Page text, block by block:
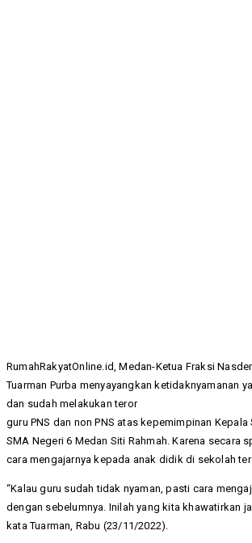
RumahRakyatOnline.id, Medan-Ketua Fraksi
Tuarman Purba menyayangkan ketidaknyamanan
dan sudah melakukan teror
guru PNS dan non PNS atas kepemimpinan
SMA Negeri 6 Medan Siti Rahmah. Karena secara
cara mengajarnya kepada anak didik di sekolah
“Kalau guru sudah tidak nyaman, pasti cara
dengan sebelumnya. Inilah yang kita khawatirkan
kata Tuarman, Rabu (23/11/2022).